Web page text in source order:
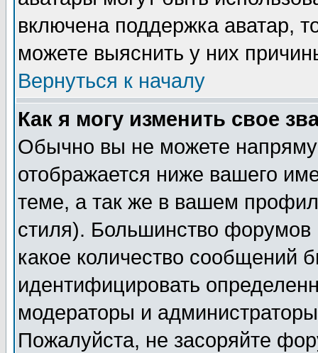
включена поддержка аватар,
можете выяснить у них
Вернуться к началу
Как я могу изменить свое
Обычно вы не можете
отображается ниже вашего
теме, а так же в вашем
стиля). Большинство форумов
какое количество сообщений
идентифицировать
модераторы и
Пожалуйста, не засоряйте